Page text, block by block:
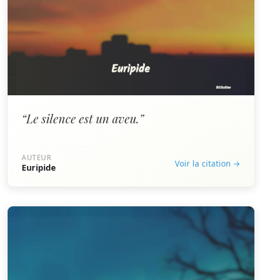
“Le silence est un aveu.”
AUTEUR
Euripide Voir la citation →